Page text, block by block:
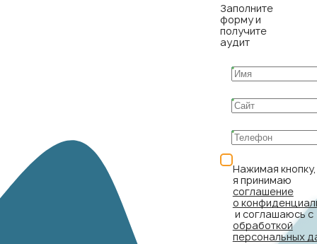
Заполните
форму и
получите
аудит
Нажимая кнопку,
я принимаю
соглашение
о
и соглашаюсь с
обработкой
персональных